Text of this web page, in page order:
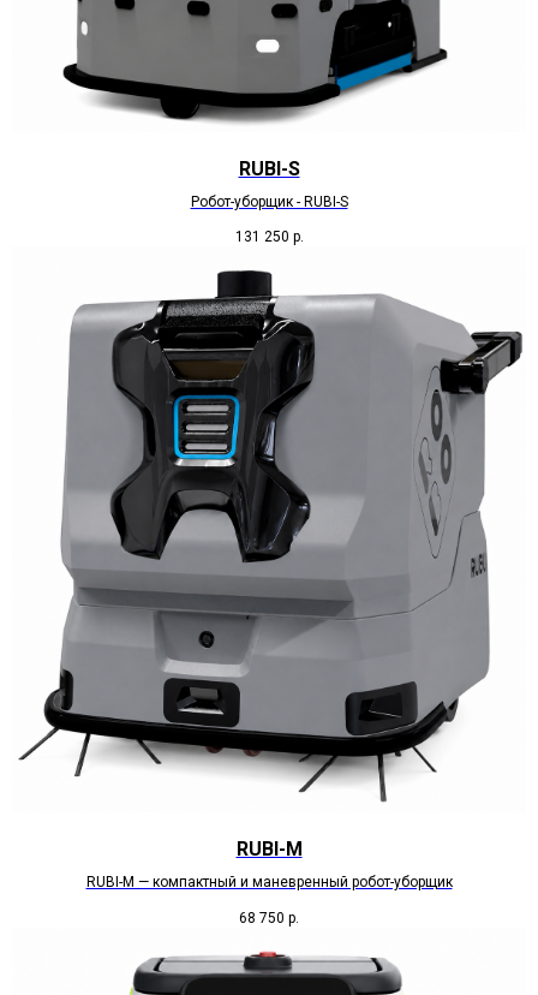
RUBI-S
Робот-уборщик - RUBI-S
131 250 р.
RUBI-M
RUBI-M — компактный и маневренный робот-уборщик
68 750 р.